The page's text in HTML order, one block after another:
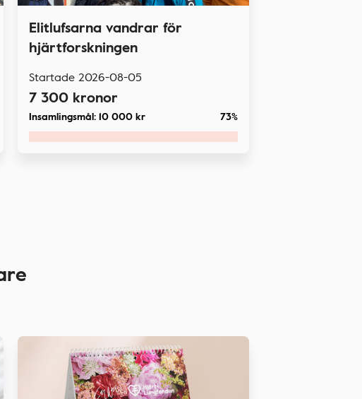
Elitlufsarna vandrar för
hjärtforskningen
Startade 2026-08-05
7 300 kronor
Insamlingsmål: 10 000 kr 73%